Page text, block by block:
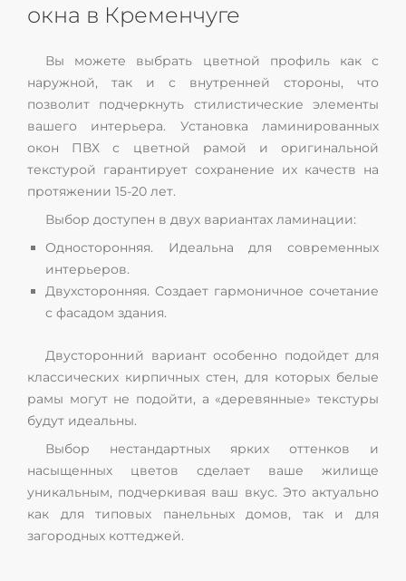
окна в Кременчуге
Вы можете выбрать цветной профиль как с
наружной, так и с внутренней стороны, что
позволит подчеркнуть стилистические элементы
вашего интерьера. Установка ламинированных
окон ПВХ с цветной рамой и оригинальной
текстурой гарантирует сохранение их качеств на
протяжении 15-20 лет.
Выбор доступен в двух вариантах ламинации:
Односторонняя. Идеальна для современных
интерьеров.
Двухсторонняя. Создает гармоничное сочетание
с фасадом здания.
Двусторонний вариант особенно подойдет для
классических кирпичных стен, для которых белые
рамы могут не подойти, а «деревянные» текстуры
будут идеальны.
Выбор нестандартных ярких оттенков и
насыщенных цветов сделает ваше жилище
уникальным, подчеркивая ваш вкус. Это актуально
как для типовых панельных домов, так и для
загородных коттеджей.